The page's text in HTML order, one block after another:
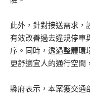
此外，針對接送需求，
有效改善過去違規停車
序。同時，透過整體環
更舒適宜人的通行空間
縣府表示，本案獲交通